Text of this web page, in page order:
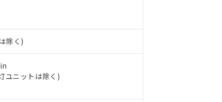
除く)
ユニットは除く)
るもので、過去に遡って非含有を証明するものではありません。
物質の対応では、対応完了までの期間は出荷製品に未対応品が
しておりました。